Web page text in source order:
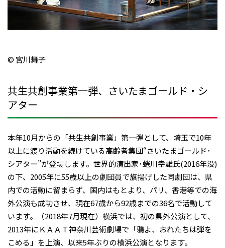
© 宮川舞子
共生共創事業第一弾、さいたまゴールド・シ
アター
本年10月からの「共生共創事業」第一弾として、埼玉で10年
以上に渡り活動を続けている高齢者集団“さいたまゴールド･
シアター”が登場します。世界的演出家･蜷川幸雄氏(2016年没)
の下、2005年に55歳以上の劇団員で旗揚げした同劇団は、県
内での活動に留まらず、国内はもとより、パリ、香港等での海
外公演も成功させ、現在67歳から92歳までの36名で活動して
います。（2018年7月現在）横浜では、初の県外公演として、
2013年にＫＡＡＴ神奈川芸術劇場で「鴉よ、おれたちは弾を
こめる」を上演、以来5年ぶりの横浜公演となります。